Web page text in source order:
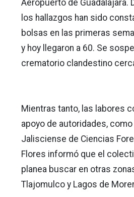
Aeropuerto de Guadalajara.
los hallazgos han sido
bolsas en las primeras
y hoy llegaron a 60. Se
crematorio clandestino
Mientras tanto, las labores
apoyo de autoridades,
Jalisciense de Ciencias
Flores informó que el
planea buscar en otras
Tlajomulco y Lagos de